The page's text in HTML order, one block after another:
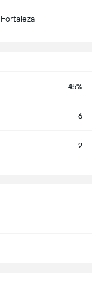
Fortaleza
45%
6
2